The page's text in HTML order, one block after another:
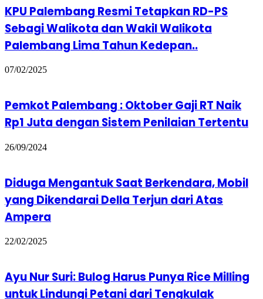
KPU Palembang Resmi Tetapkan RD-PS
Sebagi Walikota dan Wakil Walikota
Palembang Lima Tahun Kedepan..
07/02/2025
Pemkot Palembang : Oktober Gaji RT Naik
Rp1 Juta dengan Sistem Penilaian Tertentu
26/09/2024
Diduga Mengantuk Saat Berkendara, Mobil
yang Dikendarai Della Terjun dari Atas
Ampera
22/02/2025
Ayu Nur Suri: Bulog Harus Punya Rice Milling
untuk Lindungi Petani dari Tengkulak